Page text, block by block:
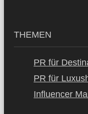
THEMEN
PR für
PR für
Influencer